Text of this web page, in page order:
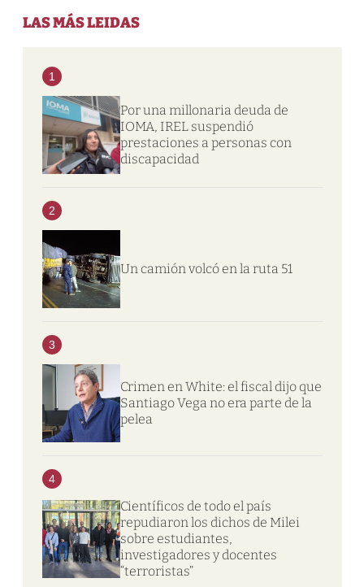
LAS MÁS LEIDAS
1
Por una millonaria deuda de
IOMA, IREL suspendió
prestaciones a personas con
discapacidad
2
Un camión volcó en la ruta 51
3
Crimen en White: el fiscal dijo que
Santiago Vega no era parte de la
pelea
4
Científicos de todo el país
repudiaron los dichos de Milei
sobre estudiantes,
investigadores y docentes
“terroristas”